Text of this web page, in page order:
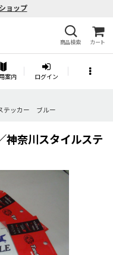
ョップ
商品検索 カート
案内 ログイン
テッカー ブルー
神奈川スタイルステ